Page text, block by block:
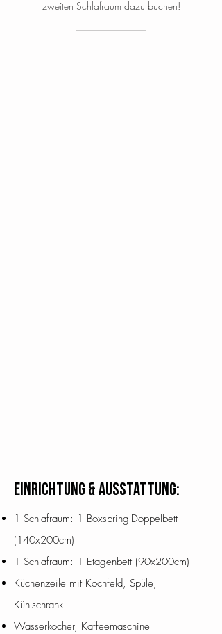
zweiten Schlafraum dazu buchen!
Einrichtung & Ausstattung:
1 Schlafraum: 1 Boxspring-Doppelbett
(140x200cm)
1 Schlafraum: 1 Etagenbett (90x200cm)
Küchenzeile mit Kochfeld, Spüle,
Kühlschrank
Wasserkocher, Kaffeemaschine